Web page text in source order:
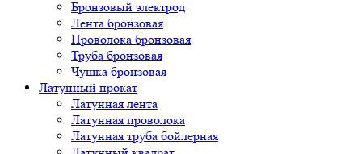
Бронзовый электрод
Лента бронзовая
Проволока бронзовая
Труба бронзовая
Чушка бронзовая
Латунный прокат
Латунная лента
Латунная проволока
Латунная труба бойлерная